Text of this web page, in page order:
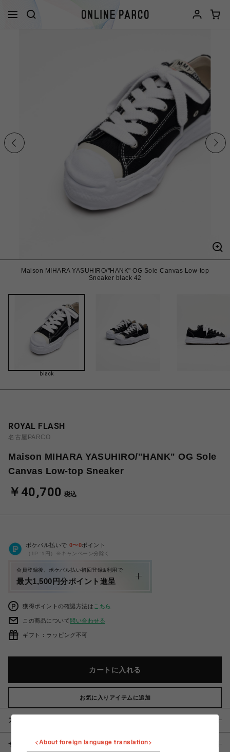
Maison MIHARA YASUHIRO/"HANK" OG Sole Canvas Low-top
Sneaker black 42
black
ROYAL FLASH
名古屋PARCO
Maison MIHARA YASUHIRO/"HANK" OG Sole
Canvas Low-top Sneaker
￥40,700 税込
ポケパル払いで 0〜0ポイント
（1P=1円）※キャンペーン分除く
会員登録後、ポケパル払い初回登録&利用で
最大1,500円分ポイント進呈
獲得ポイントの確認方法は こちら
この商品について問い合わせる
ギフト：ラッピング不可
カートに入れる
お気に入りアイテムに追加
アイテム説明 / 素材
サイズ <About foreign language translation>